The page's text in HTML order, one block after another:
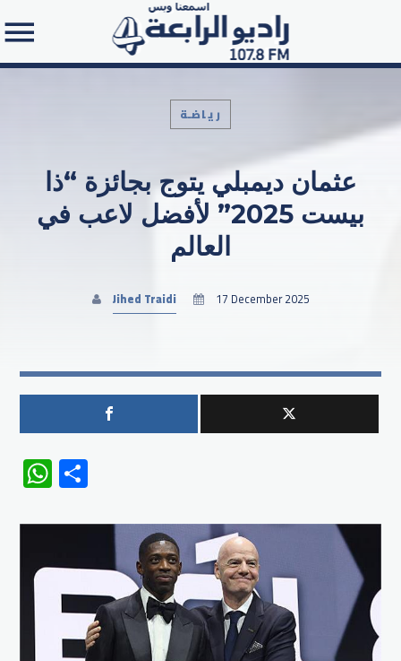
Search in the website:
رياضـة
عثمان ديمبلي يتوج بجائزة “ذا
بيست 2025” لأفضل لاعب في
العالم
Jihed Traidi 17 December 2025
WhatsApp